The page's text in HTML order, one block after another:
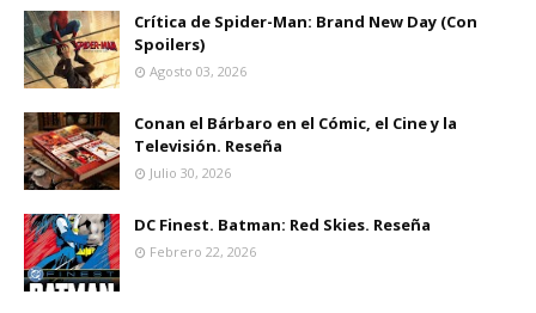
Crítica de Spider-Man: Brand New Day (Con
Spoilers)
Agosto 03, 2026
Conan el Bárbaro en el Cómic, el Cine y la
Televisión. Reseña
Julio 30, 2026
DC Finest. Batman: Red Skies. Reseña
Febrero 22, 2026